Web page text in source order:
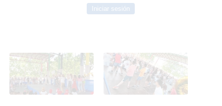
Iniciar sesión
Final de Curso 25-26
CEIPSO MARÍA MOLINER
Final de Curso 25-26
CEIPSO MARÍA MOLINER